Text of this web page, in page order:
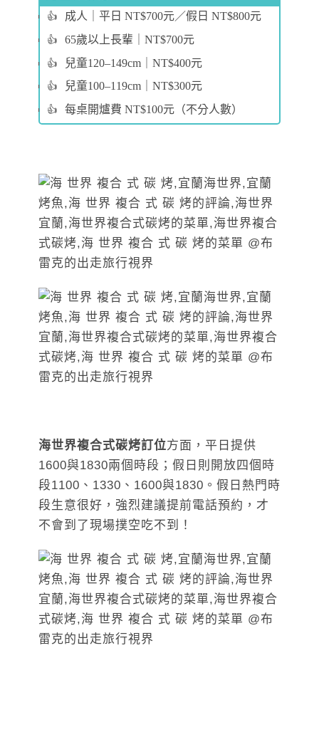
成人｜平日 NT$700元／假日 NT$800元
65歲以上長輩｜NT$700元
兒童120–149cm｜NT$400元
兒童100–119cm｜NT$300元
每桌開爐費 NT$100元（不分人數）
海世界複合式碳烤訂位方面，平日提供
1600與1830兩個時段；假日則開放四個時
段1100、1330、1600與1830。假日熱門時
段生意很好，強烈建議提前電話預約，才
不會到了現場撲空吃不到！